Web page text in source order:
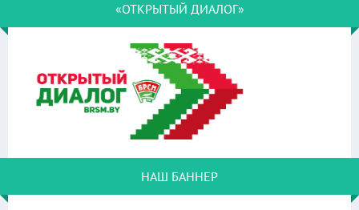
«ОТКРЫТЫЙ ДИАЛОГ»
НАШ БАННЕР